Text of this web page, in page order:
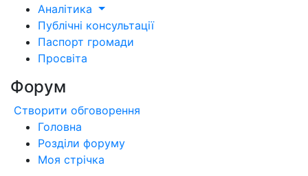
Аналітика
Публічні консультації
Паспорт громади
Просвіта
Форум
Створити обговорення
Головна
Розділи форуму
Моя стрічка